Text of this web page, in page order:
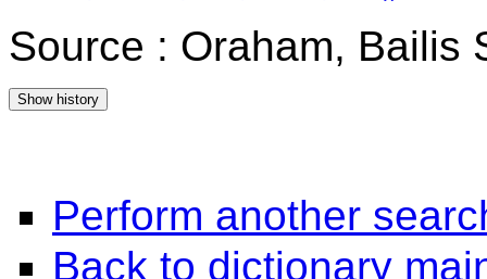
Source : Oraham, Bailis
Perform another
Back to dictionary